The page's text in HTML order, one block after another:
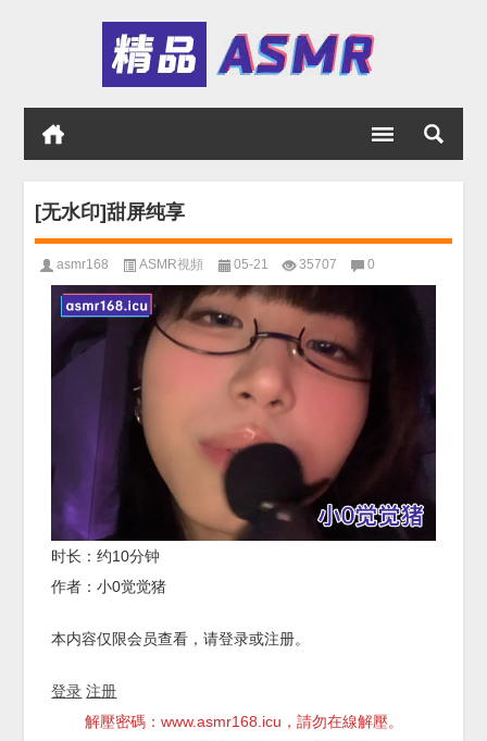
[无水印]甜屏纯享
asmr168 ASMR視頻 05-21 35707 0
时长：约10分钟
作者：小0觉觉猪
本内容仅限会员查看，请登录或注册。
登录 注册
解壓密碼：www.asmr168.icu，請勿在線解壓。